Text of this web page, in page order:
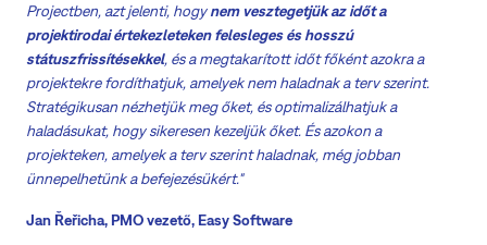
Projectben, azt jelenti, hogynem vesztegetjük az időt a
projektirodai értekezleteken felesleges és hosszú
státuszfrissítésekkel, és a megtakarított időt főként azokra a
projektekre fordíthatjuk, amelyek nem haladnak a terv szerint.
Stratégikusan nézhetjük meg őket, és optimalizálhatjuk a
haladásukat, hogy sikeresen kezeljük őket. És azokon a
projekteken, amelyek a terv szerint haladnak, még jobban
ünnepelhetünk a befejezésükért."
Jan Řeřicha, PMO vezető, Easy Software